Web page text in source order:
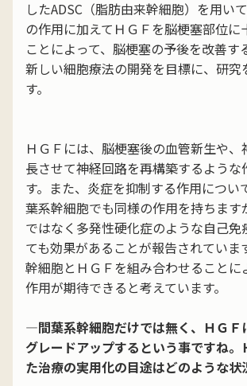
したADSC（脂肪由来幹細胞）を用い
の作用に加えてＨＧＦを脳梗塞部位に
ことによって、脳梗塞の予後を改善す
新しい細胞療法の開発を目標に、研究
す。
ＨＧＦには、脳梗塞後の血管新生や
長させて神経回路を再構築するような
す。また、炎症を抑制する作用につい
葉系幹細胞でも同様の作用を持ちます
ではなく多発性硬化症のような自己免
ても効果があることが報告されていま
幹細胞とＨＧＦを組み合わせることに
作用が期待できると考えています。
―間葉系幹細胞だけでは無く、ＨＧＦ
グレードアップするという事ですね。
た治療の実用化の目途はどのような状